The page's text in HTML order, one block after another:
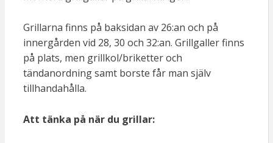
Grillarna finns på baksidan av 26:an och på
innergården vid 28, 30 och 32:an. Grillgaller finns
på plats, men grillkol/briketter och
tändanordning samt borste får man själv
tillhandahålla.
Att tänka på när du grillar: